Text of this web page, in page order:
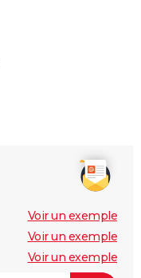
Voir un exemple
Voir un exemple
Voir un exemple